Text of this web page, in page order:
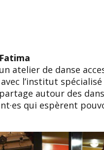
atelier de danse
l’institut spécialisé
autour des
qui espèrent